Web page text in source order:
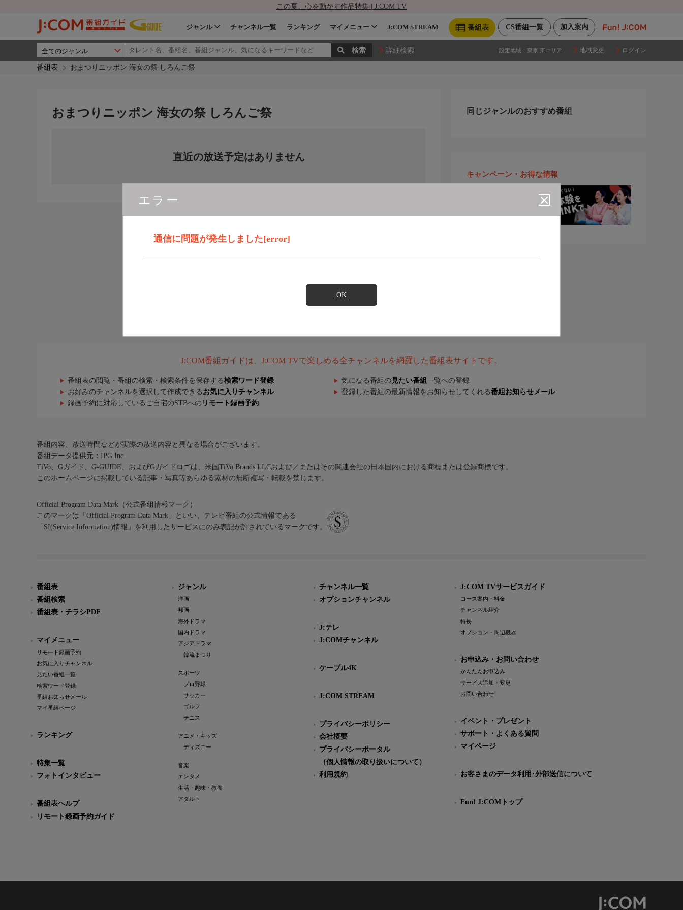
この夏、心を動かす作品特集 | J:COM TV
加入案内
CS番組一覧
番組表
ジャンル チャンネル一覧 ランキング マイメニュー J:COM STREAM
詳細検索 設定地域： 東京 東エリア 地域変更 ログイン
番組表 おまつりニッポン 海女の祭 しろんご祭
エラー
通信に問題が発生しました[error]
OK
おまつりニッポン 海女の祭 しろんご祭
直近の放送予定はありません
同じジャンルのおすすめ番組
キャンペーン・お得な情報
J:COM番組ガイドは、J:COM TVで楽しめる全チャンネルを網羅した番組表サイトです。
番組表の閲覧・番組の検索・検索条件を保存する検索ワード登録 気になる番組の 見たい番組 一覧への登録
お好みのチャンネルを選択して作成できる お気に入りチャンネル 登録した番組の最新情報をお知らせしてくれる番組お知らせメール
録画予約に対応しているご自宅のSTBへの リモート録画予約
番組内容、放送時間などが実際の放送内容と異なる場合がございます。
番組データ提供元：IPG Inc.
TiVo、Gガイド、G-GUIDE、およびGガイドロゴは、米国TiVo Brands LLCおよび／またはその関連会社の日本国内における商標または登録商標です。
このホームページに掲載している記事・写真等あらゆる素材の無断複写・転載を禁じます。
Official Program Data Mark（公式番組情報マーク）
このマークは「Official Program Data Mark」といい、テレビ番組の公式情報である
「SI(Service Information)情報」を利用したサービスにのみ表記が許されているマークです。
番組表
番組検索
番組表・チラシPDF
マイメニュー
リモート録画予約
お気に入りチャンネル
見たい番組一覧
検索ワード登録
番組お知らせメール
マイ番組ページ
ランキング
特集一覧
フォトインタビュー
番組表ヘルプ
リモート録画予約ガイド
ジャンル
洋画
邦画
海外ドラマ
国内ドラマ
アジアドラマ
韓流まつり
スポーツ
プロ野球
サッカー
ゴルフ
テニス
アニメ・キッズ
ディズニー
音楽
エンタメ
生活・趣味・教養
アダルト
チャンネル一覧
オプションチャンネル
J:テレ
J:COMチャンネル
ケーブル4K
J:COM STREAM
プライバシーポリシー
会社概要
プライバシーポータル
（個人情報の取り扱いについて）
利用規約
J:COM TVサービスガイド
コース案内・料金
チャンネル紹介
特長
オプション・周辺機器
お申込み・お問い合わせ
かんたんお申込み
サービス追加・変更
お問い合わせ
イベント・プレゼント
サポート・よくある質問
マイページ
お客さまのデータ利用･外部送信について
Fun! J:COMトップ